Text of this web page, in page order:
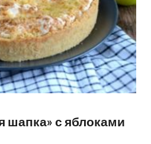
шапка» с яблоками